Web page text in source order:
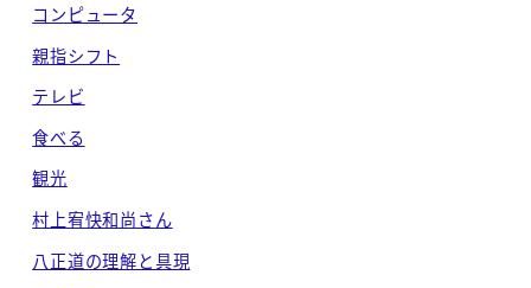
コンピュータ
親指シフト
テレビ
食べる
観光
村上宥快和尚さん
八正道の理解と具現